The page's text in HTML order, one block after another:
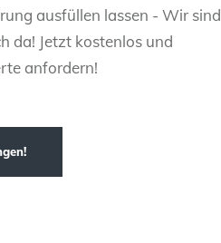
ausfüllen lassen - Wir sind
da! Jetzt kostenlos und
anfordern!